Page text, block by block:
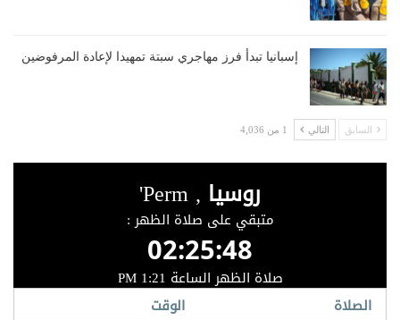
إسبانيا تبدأ فرز مهاجري سبتة تمهيدا لإعادة المرفوضين
السابق التالي 1 من 4,036